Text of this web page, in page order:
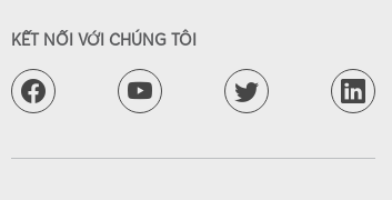
KẾT NỐI VỚI CHÚNG TÔI